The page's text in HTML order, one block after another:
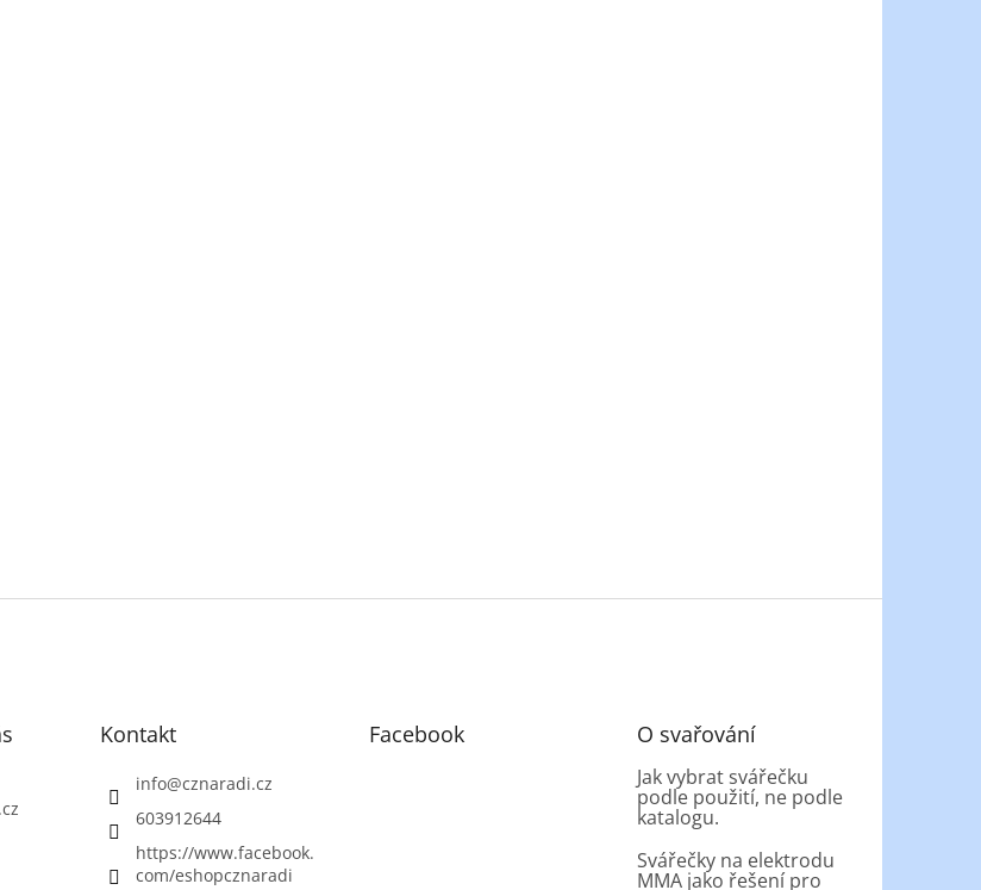
Kontakt
info@cznaradi.cz
603912644
https://www.facebook.
com/eshopcznaradi
Facebook O svařování
Jak vybrat svářečku
podle použití, ne podle
katalogu.
Svářečky na elektrodu
MMA jako řešení pro